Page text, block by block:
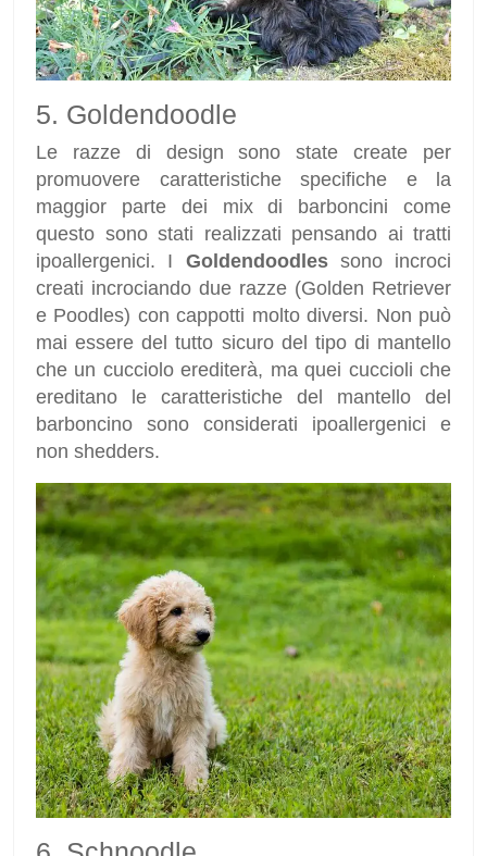
5. Goldendoodle
Le razze di design sono state create per
promuovere caratteristiche specifiche e la
maggior parte dei mix di barboncini come
questo sono stati realizzati pensando ai tratti
ipoallergenici. I Goldendoodlessono incroci
creati incrociando due razze (Golden Retriever
e Poodles) con cappotti molto diversi. Non può
mai essere del tutto sicuro del tipo di mantello
che un cucciolo erediterà, ma quei cuccioli che
ereditano le caratteristiche del mantello del
barboncino sono considerati ipoallergenici e
non shedders.